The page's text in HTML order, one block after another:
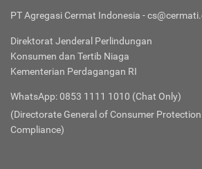
PT Agregasi Cermat Indonesia -
Direktorat Jenderal Perlindungan
Konsumen dan Tertib Niaga
Kementerian Perdagangan RI
WhatsApp: 0853 1111 1010 (Chat Only)
(Directorate General of Consumer
Compliance)